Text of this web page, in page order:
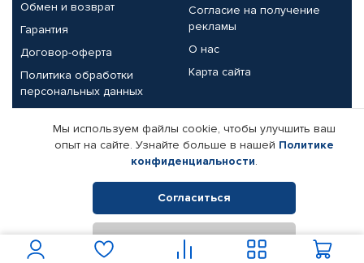
Обмен и возврат
Гарантия
Договор-оферта
Политика обработки
персональных данных
Согласие на получение
рекламы
О нас
Карта сайта
Партнерам
Корпоративным клиентам
Поставщикам
Реквизиты компании
© КАМАЗ ЦЕНТР ДОНЕЦК, 2015-2026. Все права защищены.
Интернет-магазин автомобильных товаров Автопрофи.
Мы используем файлы cookie, чтобы улучшить ваш
опыт на сайте. Узнайте больше в нашей Политике
конфиденциальности.
Согласиться
Отклонить